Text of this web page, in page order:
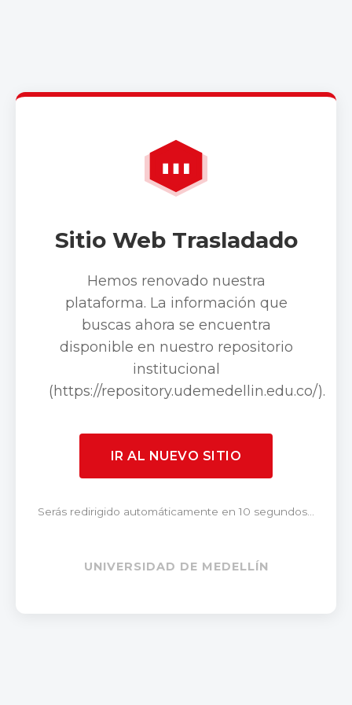
Sitio Web Trasladado
Hemos renovado nuestra
plataforma. La información que
buscas ahora se encuentra
disponible en nuestro repositorio
institucional
(https://repository.udemedellin.edu.co/).
IR AL NUEVO SITIO
Serás redirigido automáticamente en 10 segundos...
UNIVERSIDAD DE MEDELLÍN